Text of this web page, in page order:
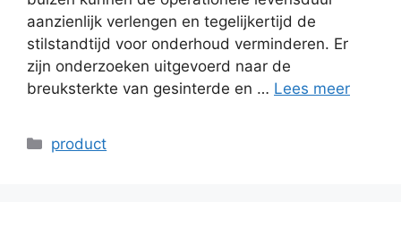
aanzienlijk verlengen en tegelijkertijd de
stilstandtijd voor onderhoud verminderen. Er
zijn onderzoeken uitgevoerd naar de
breuksterkte van gesinterde en … Lees meer
Categorieën
product